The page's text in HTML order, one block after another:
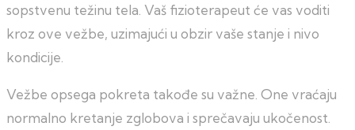
sopstvenu težinu tela. Vaš fizioterapeut će vas voditi
kroz ove vežbe, uzimajući u obzir vaše stanje i nivo
kondicije.
Vežbe opsega pokreta takođe su važne. One vraćaju
normalno kretanje zglobova i sprečavaju ukočenost.